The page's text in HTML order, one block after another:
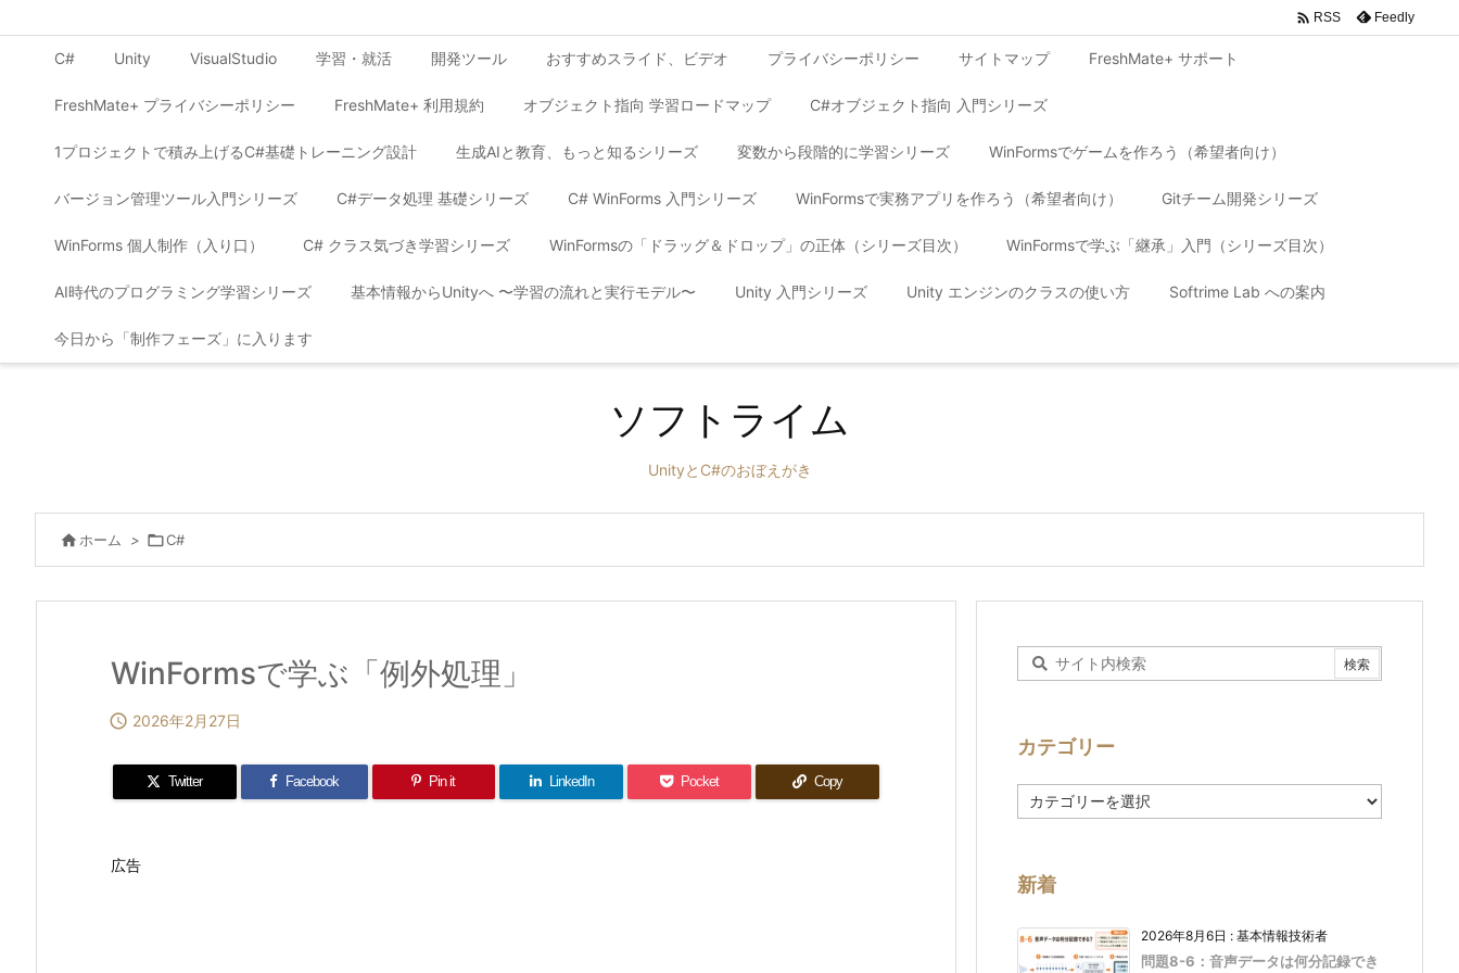
C# Unity VisualStudio 学習・就活 開発ツール おすすめスライド、ビデオ プライバシーポリシー サイトマップ FreshMate+ サポート
FreshMate+ プライバシーポリシー FreshMate+ 利用規約 オブジェクト指向 学習ロードマップ C#オブジェクト指向 入門シリーズ
1プロジェクトで積み上げるC#基礎トレーニング設計 生成AIと教育、もっと知るシリーズ 変数から段階的に学習シリーズ WinFormsでゲームを作ろう（希望者向け）
バージョン管理ツール入門シリーズ C#データ処理 基礎シリーズ C# WinForms 入門シリーズ WinFormsで実務アプリを作ろう（希望者向け） Gitチーム開発シリーズ
WinForms 個人制作（入り口） C# クラス気づき学習シリーズ WinFormsの「ドラッグ＆ドロップ」の正体（シリーズ目次） WinFormsで学ぶ「継承」入門（シリーズ目次）
AI時代のプログラミング学習シリーズ 基本情報からUnityへ 〜学習の流れと実行モデル〜 Unity 入門シリーズ Unity エンジンのクラスの使い方 Softrime Lab への案内
今日から「制作フェーズ」に入ります
 RSS Feedly
ソフトライム
UnityとC#のおぼえがき
 ホーム > C#
WinFormsで学ぶ「例外処理」
 2026年2月27日
Twitter Facebook Pin it LinkedIn Pocket Copy
広告
カテゴリー
テ
ー
新着
2026年8月6日 : 基本情報技術者
問題8-6：音声データは何分記録でき